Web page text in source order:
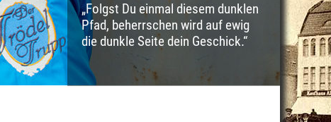
„Folgst Du einmal diesem dunklen
Pfad, beherrschen wird auf ewig
die dunkle Seite dein Geschick.“